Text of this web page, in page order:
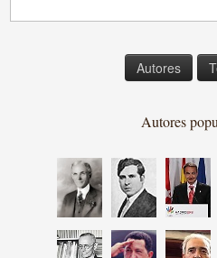
Autores
Autores